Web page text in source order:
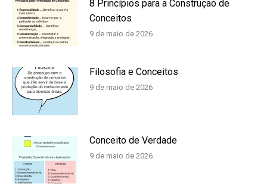
8 Princípios para a Construção de
Conceitos
9 de maio de 2026
Filosofia e Conceitos
9 de maio de 2026
Conceito de Verdade
9 de maio de 2026